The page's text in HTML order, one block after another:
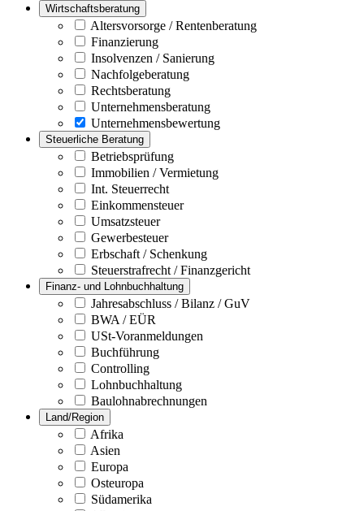
Wirtschaftsberatung
Altersvorsorge / Rentenberatung
Finanzierung
Insolvenzen / Sanierung
Nachfolgeberatung
Rechtsberatung
Unternehmensberatung
Unternehmensbewertung
Steuerliche Beratung
Betriebsprüfung
Immobilien / Vermietung
Int. Steuerrecht
Einkommensteuer
Umsatzsteuer
Gewerbesteuer
Erbschaft / Schenkung
Steuerstrafrecht / Finanzgericht
Finanz- und Lohnbuchhaltung
Jahresabschluss / Bilanz / GuV
BWA / EÜR
USt-Voranmeldungen
Buchführung
Controlling
Lohnbuchhaltung
Baulohnabrechnungen
Land/Region
Afrika
Asien
Europa
Osteuropa
Südamerika